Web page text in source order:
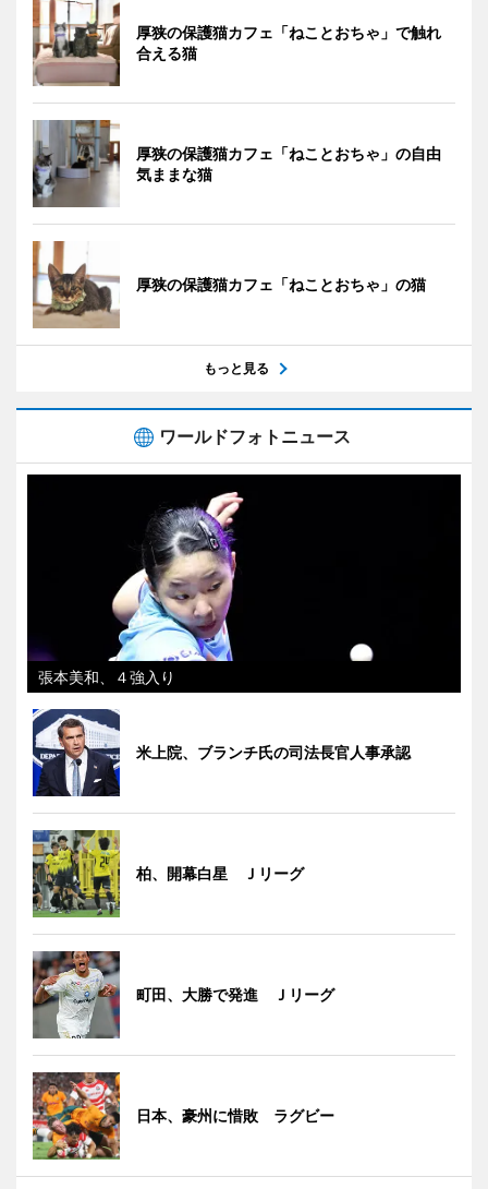
厚狭の保護猫カフェ「ねことおちゃ」で触れ
合える猫
厚狭の保護猫カフェ「ねことおちゃ」の自由
気ままな猫
厚狭の保護猫カフェ「ねことおちゃ」の猫
もっと見る
ワールドフォトニュース
張本美和、４強入り
米上院、ブランチ氏の司法長官人事承認
柏、開幕白星 Ｊリーグ
町田、大勝で発進 Ｊリーグ
日本、豪州に惜敗 ラグビー